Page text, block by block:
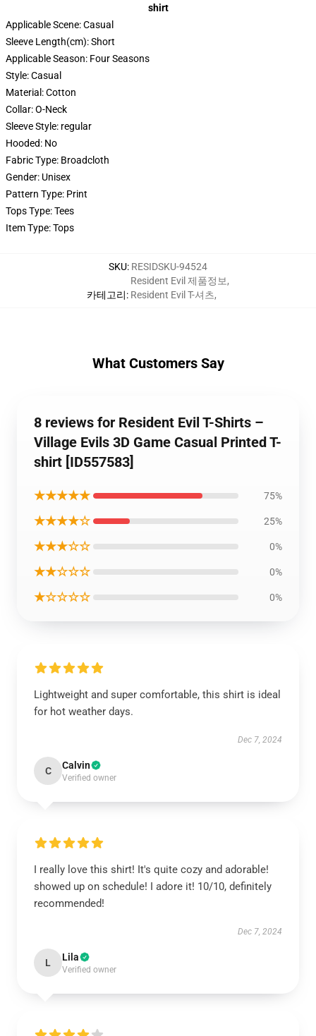
shirt
Applicable Scene:Casual
Sleeve Length(cm):Short
Applicable Season: Four Seasons
Style:Casual
Material:Cotton
Collar:O-Neck
Sleeve Style: regular
Hooded: No
Fabric Type: Broadcloth
Gender: Unisex
Pattern Type: Print
Tops Type:Tees
Item Type:Tops
SKU: RESIDSKU-94524
카테고리:
Resident Evil 제품정보,
Resident Evil T-셔츠,
What Customers Say
8 reviews for Resident Evil T-Shirts –
Village Evils 3D Game Casual Printed T-
shirt [ID557583]
★★★★★ 75%
★★★★☆ 25%
★★★☆☆ 0%
★★☆☆☆ 0%
★☆☆☆☆ 0%
Lightweight and super comfortable, this shirt is ideal
for hot weather days.
Dec 7, 2024
C Calvin
Verified owner
I really love this shirt! It's quite cozy and adorable!
showed up on schedule! I adore it! 10/10, definitely
recommended!
Dec 7, 2024
L Lila
Verified owner